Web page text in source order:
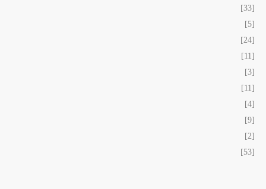
[33]
[5]
[24]
[11]
[3]
[11]
[4]
[9]
[2]
[53]